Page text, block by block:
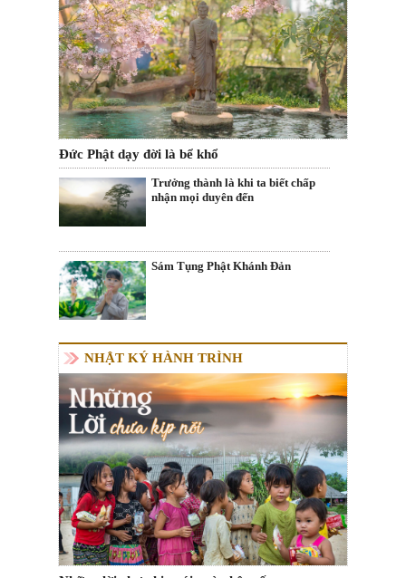
Đức Phật dạy đời là bể khổ
Trưởng thành là khi ta biết chấp
nhận mọi duyên đến
Sám Tụng Phật Khánh Đản
NHẬT KÝ HÀNH TRÌNH